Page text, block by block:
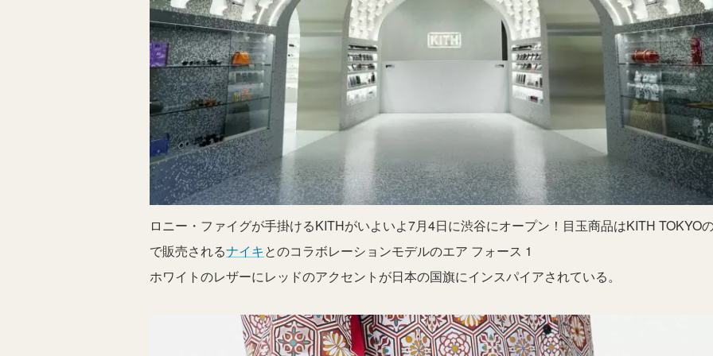
ロニー・ファイグが手掛けるKITHがいよいよ7月4日に渋谷にオープン！目玉商品はKITH TOKYO
で販売されるナイキとのコラボレーションモデルのエア フォース 1
ホワイトのレザーにレッドのアクセントが日本の国旗にインスパイアされている。